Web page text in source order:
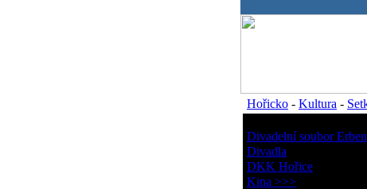
Hořicko - Kultura -
Divadelní soubor Erben
Divadla
DKK Hořice
Kina >>>